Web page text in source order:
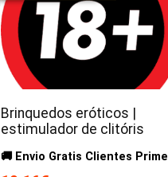
Brinquedos eróticos |
estimulador de clitóris
🚚 Envio Gratis Clientes Prime